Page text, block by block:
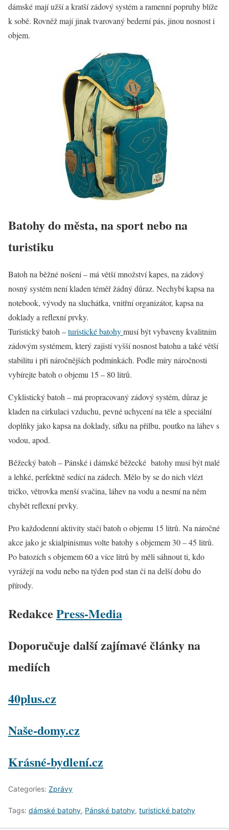
dámské mají užší a kratší zádový systém a ramenní popruhy blíže
k sobě. Rovněž mají jinak tvarovaný bederní pás, jinou nosnost i
objem.
Batohy do města, na sport nebo na
turistiku
Batoh na běžné nošení – má větší množství kapes, na zádový
nosný systém není kladen téměř žádný důraz. Nechybí kapsa na
notebook, vývody na sluchátka, vnitřní organizátor, kapsa na
doklady a reflexní prvky.
Turistický batoh –turistické batohymusí být vybaveny kvalitním
zádovým systémem, který zajistí vyšší nosnost batohu a také větší
stabilitu i při náročnějších podmínkách. Podle míry náročnosti
vybírejte batoh o objemu 15 – 80 litrů.
Cyklistický batoh – má propracovaný zádový systém, důraz je
kladen na cirkulaci vzduchu, pevné uchycení na těle a speciální
doplňky jako kapsa na doklady, síťku na přilbu, poutko na láhev s
vodou, apod.
Běžecký batoh – Pánské i dámské běžecké batohy musí být malé
a lehké, perfektně sedící na zádech. Mělo by se do nich vlézt
tričko, větrovka menší svačina, láhev na vodu a nesmí na něm
chybět reflexní prvky.
Pro každodenní aktivity stačí batoh o objemu 15 litrů. Na náročné
akce jako je skialpinismus volte batohy s objemem 30 – 45 litrů.
Po batozích s objemem 60 a více litrů by měli sáhnout ti, kdo
vyrážejí na vodu nebo na týden pod stan či na delší dobu do
přírody.
Redakce Press-Media
Doporučuje další zajímavé články na
mediích
40plus.cz
Naše-domy.cz
Krásné-bydlení.cz
Categories: Zprávy
Tags: dámské batohy, Pánské batohy, turistické batohy